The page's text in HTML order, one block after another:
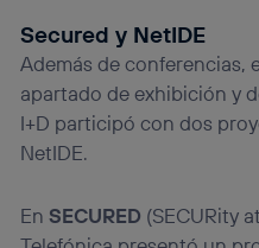
Secured y NetIDE
Además de conferencias,
apartado de exhibición y
I+D participó con dos
NetIDE.
En SECURED (SECURity